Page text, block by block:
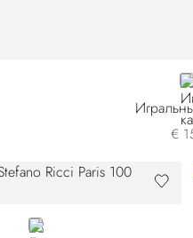
€
GREY